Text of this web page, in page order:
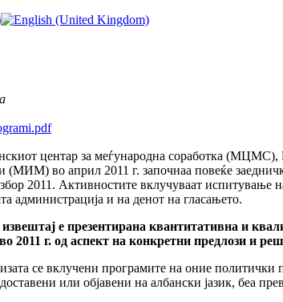
центар за меѓународна соработка
(МИМ) во април 2011 г. започнаа повеќе
2011. Активностите вклучуваат
администрација и на денот на гласањето.
извештај е презентирана квантитативна и
2011 г. од аспект на конкретни предлози и
се вклучени програмите на оние политички
или објавени на албански јазик, беа